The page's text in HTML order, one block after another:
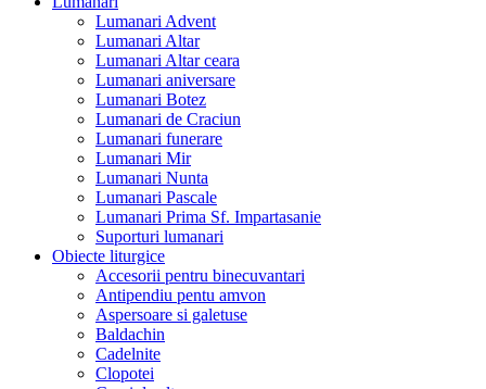
Lumanari Advent
Lumanari Altar
Lumanari Altar ceara
Lumanari aniversare
Lumanari Botez
Lumanari de Craciun
Lumanari funerare
Lumanari Mir
Lumanari Nunta
Lumanari Pascale
Lumanari Prima Sf. Impartasanie
Suporturi lumanari
Obiecte liturgice
Accesorii pentru binecuvantari
Antipendiu pentu amvon
Aspersoare si galetuse
Baldachin
Cadelnite
Clopotei